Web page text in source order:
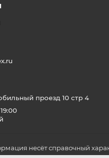
проезд 10 стр 4
несёт справочный